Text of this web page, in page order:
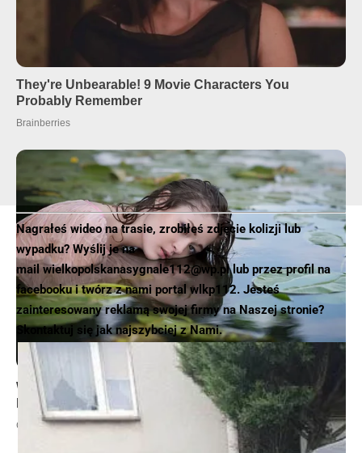
Nagrałeś wideo na trasie, zrobiłeś zdjęcie kolizji lub
wypadku? Wyślij je na
mail wielkopolskanasygnale112@wp.pl lub przez profil na
facebooku i twórz z nami portal wlkp112. Jesteś
zainteresowany reklamą swojej firmy na Naszej stronie?
Skontaktuj się jak najszybciej z Nami.